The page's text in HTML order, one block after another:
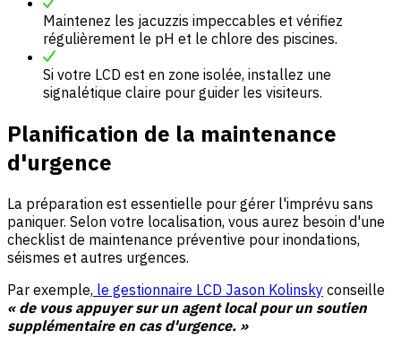
Maintenez les jacuzzis impeccables et vérifiez
régulièrement le pH et le chlore des piscines.
Si votre LCD est en zone isolée, installez une
signalétique claire pour guider les visiteurs.
Planification de la maintenance
d'urgence
La préparation est essentielle pour gérer l'imprévu sans
paniquer. Selon votre localisation, vous aurez besoin d'une
checklist de maintenance préventive pour inondations,
séismes et autres urgences.
Par exemple, le gestionnaire LCD Jason Kolinsky conseille
« de vous appuyer sur un agent local pour un soutien
supplémentaire en cas d'urgence. »